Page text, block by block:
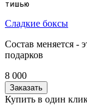
Сладкие боксы
Состав меняется -
подарков
8 000
Заказать
Купить в один